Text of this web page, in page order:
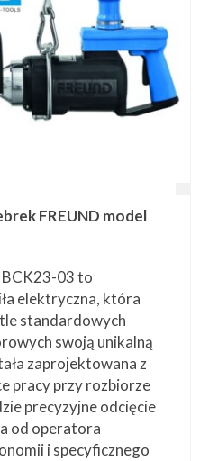
▼
FREUND model
BCK23-03 to
elektryczna, która
standardowych
swoją unikalną
zaprojektowana z
pracy przy rozbiorze
precyzyjne odcięcie
od operatora
i specyficznego